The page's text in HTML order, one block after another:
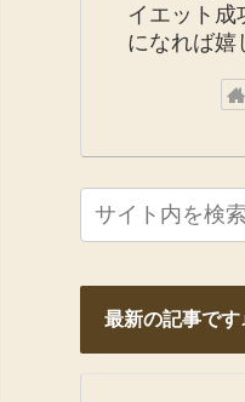
イエット成
になれば嬉
最新の記事です